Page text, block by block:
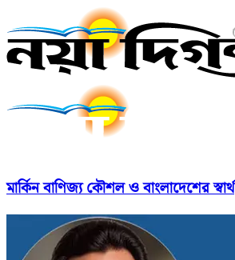
মার্কিন বাণিজ্য কৌশল ও বাংলাদেশের স্বার্থ